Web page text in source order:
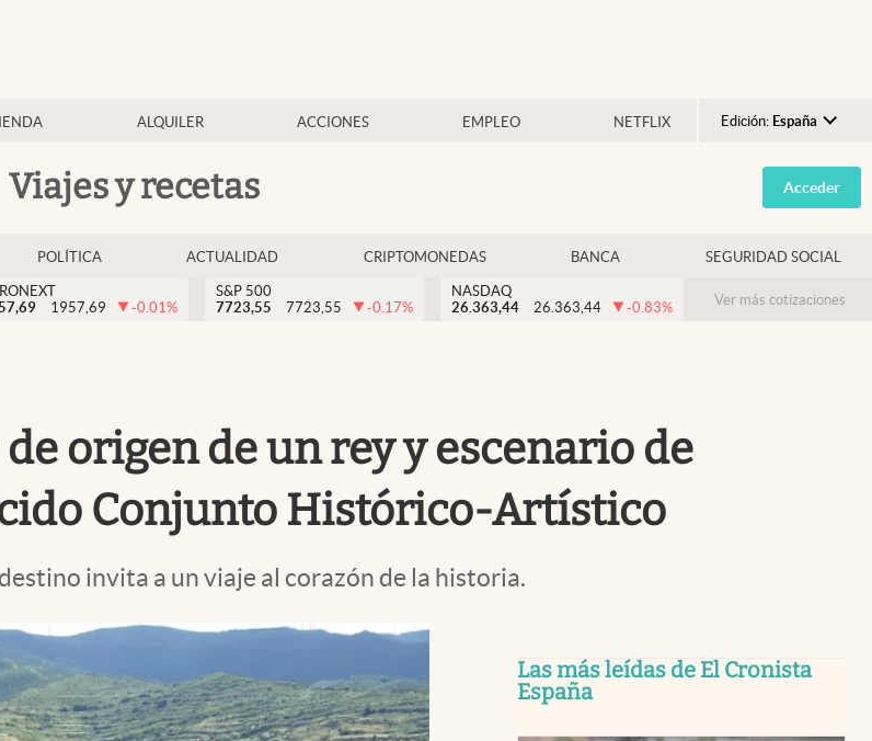
ALQUILER ACCIONES EMPLEO NETFLIX Edición: España
Argentina
España
USA
Colombia
Viajes y recetas Acceder
POLÍTICA ACTUALIDAD CRIPTOMONEDAS BANCA SEGURIDAD SOCIAL
1957,69 -0.01%
S&P 500
7723,55
7723,55 -0.17%
NASDAQ
26.363,44
26.363,44 -0.83% Ver más cotizaciones
origen de un rey y escenario de
Conjunto Histórico-Artístico
invita a un viaje al corazón de la historia.
Las más leídas de El Cronista
España